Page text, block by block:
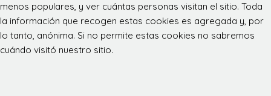
menos populares, y ver cuántas personas visitan el sitio. Toda
la información que recogen estas cookies es agregada y, por
lo tanto, anónima. Si no permite estas cookies no sabremos
cuándo visitó nuestro sitio.